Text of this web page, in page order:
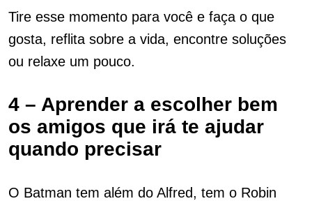
Tire esse momento para você e faça o que
gosta, reflita sobre a vida, encontre soluções
ou relaxe um pouco.
4 – Aprender a escolher bem
os amigos que irá te ajudar
quando precisar
O Batman tem além do Alfred, tem o Robin